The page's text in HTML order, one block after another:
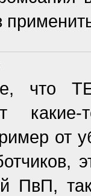
что
от
ПвП,